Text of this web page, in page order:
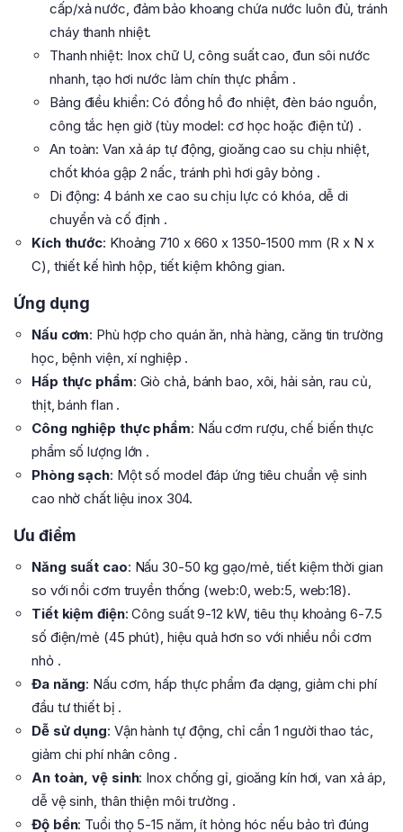
cấp/xả nước, đảm bảo khoang chứa nước luôn đủ, tránh
cháy thanh nhiệt.
Thanh nhiệt: Inox chữ U, công suất cao, đun sôi nước
nhanh, tạo hơi nước làm chín thực phẩm .
Bảng điều khiển: Có đồng hồ đo nhiệt, đèn báo nguồn,
công tắc hẹn giờ (tùy model: cơ học hoặc điện tử) .
An toàn: Van xả áp tự động, gioăng cao su chịu nhiệt,
chốt khóa gập 2 nấc, tránh phì hơi gây bỏng .
Di động: 4 bánh xe cao su chịu lực có khóa, dễ di
chuyển và cố định .
Kích thước: Khoảng 710 x 660 x 1350-1500 mm (R x N x
C), thiết kế hình hộp, tiết kiệm không gian.
Ứng dụng
Nấu cơm: Phù hợp cho quán ăn, nhà hàng, căng tin trường
học, bệnh viện, xí nghiệp .
Hấp thực phẩm: Giò chả, bánh bao, xôi, hải sản, rau củ,
thịt, bánh flan .
Công nghiệp thực phẩm: Nấu cơm rượu, chế biến thực
phẩm số lượng lớn .
Phòng sạch: Một số model đáp ứng tiêu chuẩn vệ sinh
cao nhờ chất liệu inox 304.
Ưu điểm
Năng suất cao: Nấu 30-50 kg gạo/mẻ, tiết kiệm thời gian
so với nồi cơm truyền thống (web:0, web:5, web:18).
Tiết kiệm điện: Công suất 9-12 kW, tiêu thụ khoảng 6-7.5
số điện/mẻ (45 phút), hiệu quả hơn so với nhiều nồi cơm
nhỏ .
Đa năng: Nấu cơm, hấp thực phẩm đa dạng, giảm chi phí
đầu tư thiết bị .
Dễ sử dụng: Vận hành tự động, chỉ cần 1 người thao tác,
giảm chi phí nhân công .
An toàn, vệ sinh: Inox chống gỉ, gioăng kín hơi, van xả áp,
dễ vệ sinh, thân thiện môi trường .
Độ bền: Tuổi thọ 5-15 năm, ít hỏng hóc nếu bảo trì đúng